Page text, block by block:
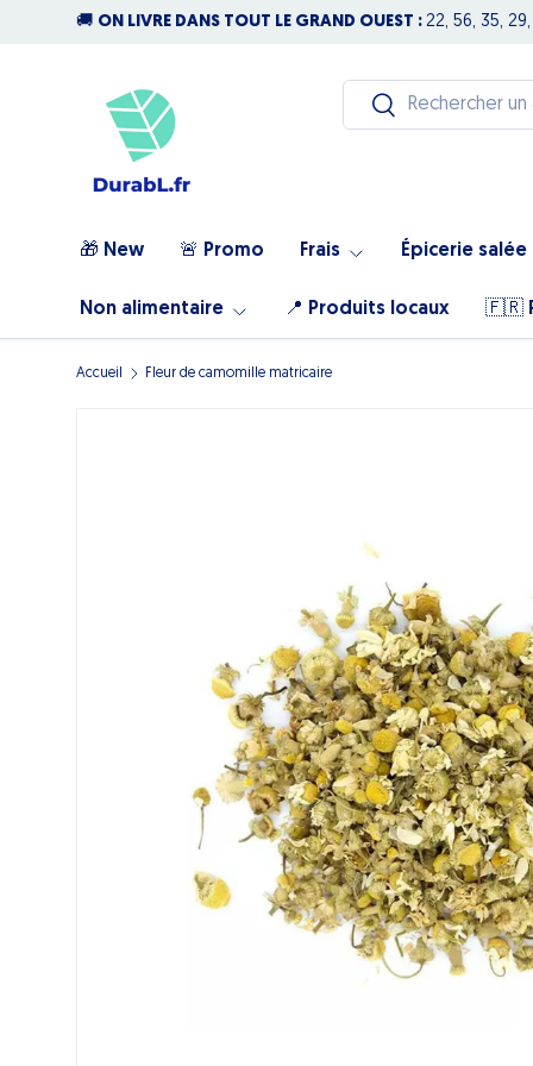
🚚 ON LIVRE DANS TOUT LE GRAND OUEST : 22, 56, 35,
Recherche
Rechercher
🎁 New 🚨 Promo Frais Épicerie salée
Non alimentaire 📍 Produits locaux 🇫🇷
Accueil Fleur de camomille matricaire